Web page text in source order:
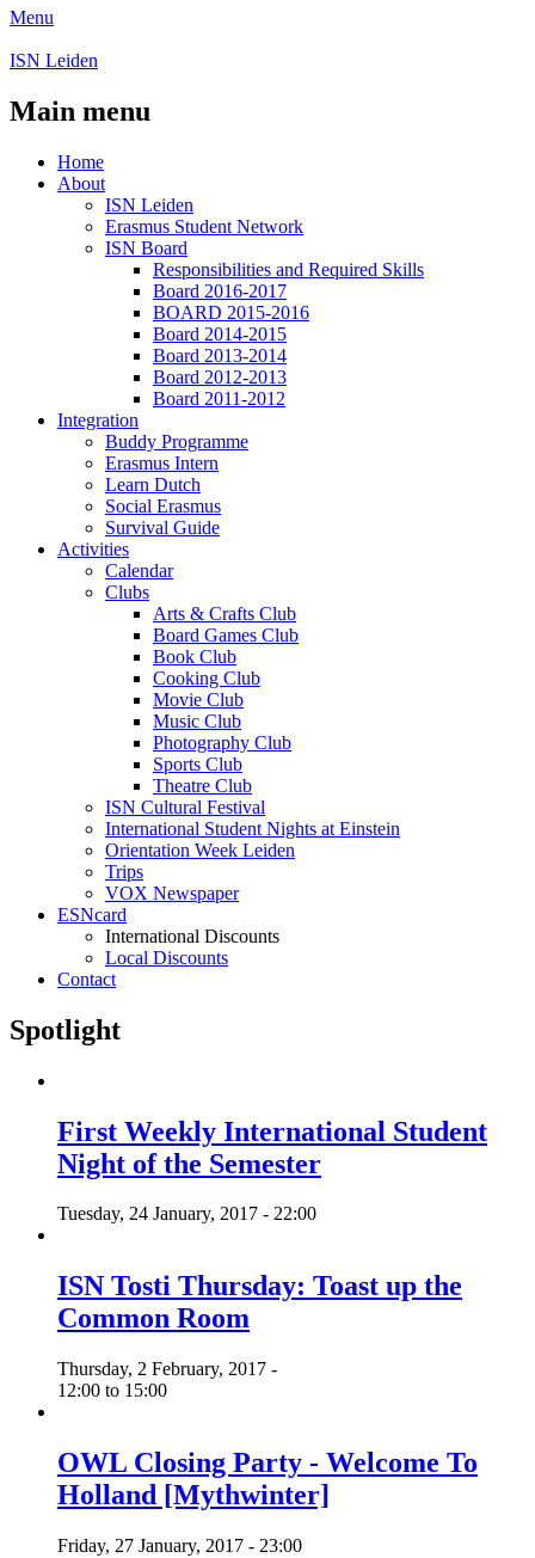
Menu
ISN Leiden
Main menu
Home
About
ISN Leiden
Erasmus Student Network
ISN Board
Responsibilities and Required Skills
Board 2016-2017
BOARD 2015-2016
Board 2014-2015
Board 2013-2014
Board 2012-2013
Board 2011-2012
Integration
Buddy Programme
Erasmus Intern
Learn Dutch
Social Erasmus
Survival Guide
Activities
Calendar
Clubs
Arts & Crafts Club
Board Games Club
Book Club
Cooking Club
Movie Club
Music Club
Photography Club
Sports Club
Theatre Club
ISN Cultural Festival
International Student Nights at Einstein
Orientation Week Leiden
Trips
VOX Newspaper
ESNcard
International Discounts
Local Discounts
Contact
Spotlight
First Weekly International Student
Night of the Semester
Tuesday, 24 January, 2017 - 22:00
ISN Tosti Thursday: Toast up the
Common Room
Thursday, 2 February, 2017 -
12:00 to 15:00
OWL Closing Party - Welcome To
Holland [Mythwinter]
Friday, 27 January, 2017 - 23:00